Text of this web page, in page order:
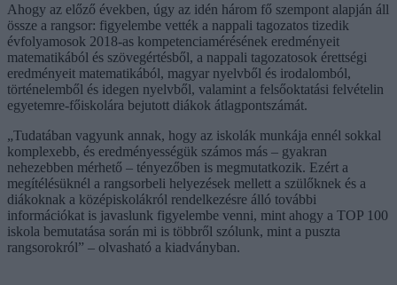
Ahogy az előző években, úgy az idén három fő szempont alapján áll
össze a rangsor: figyelembe vették a nappali tagozatos tizedik
évfolyamosok 2018-as kompetenciamérésének eredményeit
matematikából és szövegértésből, a nappali tagozatosok érettségi
eredményeit matematikából, magyar nyelvből és irodalomból,
történelemből és idegen nyelvből, valamint a felsőoktatási felvételin
egyetemre-főiskolára bejutott diákok átlagpontszámát.
„Tudatában vagyunk annak, hogy az iskolák munkája ennél sokkal
komplexebb, és eredményességük számos más – gyakran
nehezebben mérhető – tényezőben is megmutatkozik. Ezért a
megítélésüknél a rangsorbeli helyezések mellett a szülőknek és a
diákoknak a középiskolákról rendelkezésre álló további
információkat is javaslunk figyelembe venni, mint ahogy a TOP 100
iskola bemutatása során mi is többről szólunk, mint a puszta
rangsorokról” – olvasható a kiadványban.